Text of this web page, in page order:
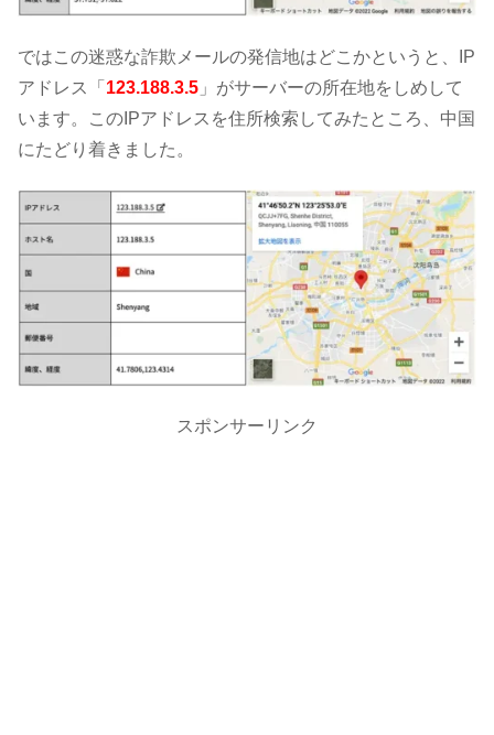
ではこの迷惑な詐欺メールの発信地はどこかというと、IP
アドレス「 123.188.3.5 」がサーバーの所在地をしめして
います。このIPアドレスを住所検索してみたところ、中国
にたどり着きました。
スポンサーリンク